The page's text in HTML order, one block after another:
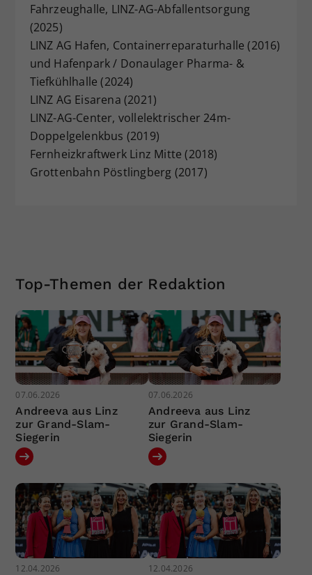
Fahrzeughalle, LINZ-AG-Abfallentsorgung
(2025)
LINZ AG Hafen, Containerreparaturhalle (2016)
und Hafenpark / Donaulager Pharma- &
Tiefkühlhalle (2024)
LINZ AG Eisarena (2021)
LINZ-AG-Center, vollelektrischer 24m-
Doppelgelenkbus (2019)
Fernheizkraftwerk Linz Mitte (2018)
Grottenbahn Pöstlingberg (2017)
Top-Themen der Redaktion
07.06.2026
Andreeva aus Linz
zur Grand-Slam-
Siegerin
07.06.2026
Andreeva aus Linz
zur Grand-Slam-
Siegerin
12.04.2026 12.04.2026